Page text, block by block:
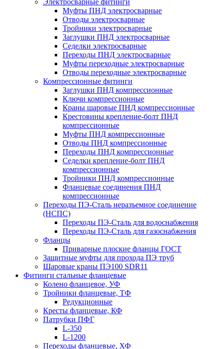
Электросварные фитинги
Муфты ПНД электросварные
Отводы электросварные
Тройники электросварные
Заглушки ПНД электросварные
Седелки электросварные
Переходы ПНД электросварные
Муфты переходные электросварные
Отводы переходные электросварные
Компрессионные фитинги
Заглушки ПНД компрессионные
Ключи компрессионные
Краны шаровые ПНД компрессионные
Крестовины крепление-болт ПНД
компрессионные
Муфты ПНД компрессионные
Отводы ПНД компрессионные
Переходы ПНД компрессионные
Седелки крепление-болт ПНД
компрессионные
Тройники ПНД компрессионные
Фланцевые соединения ПНД
компрессионные
Переходы ПЭ-Сталь неразъемное соединение
(НСПС)
Переходы ПЭ-Сталь для водоснабжения
Переходы ПЭ-Сталь для газоснабжения
Фланцы
Приварные плоские фланцы ГОСТ
Защитные муфты для прохода ПЭ труб
Шаровые краны ПЭ100 SDR11
Фитинги стальные фланцевые
Колено фланцевое, УФ
Тройники фланцевые, ТФ
Редукционные
Кресты фланцевые, КФ
Патрубки ПФГ
L-350
L-1200
Переходы фланцевые, ХФ